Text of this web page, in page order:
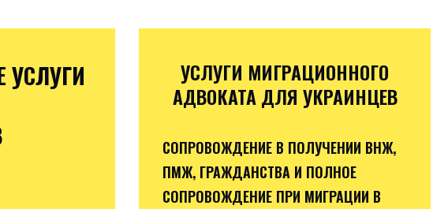
УСЛУГИ МИГРАЦИОННОГО
АДВОКАТА ДЛЯ УКРАИНЦЕВ
СОПРОВОЖДЕНИЕ В ПОЛУЧЕНИИ ВНЖ,
ПМЖ, ГРАЖДАНСТВА И ПОЛНОЕ
СОПРОВОЖДЕНИЕ ПРИ МИГРАЦИИ В